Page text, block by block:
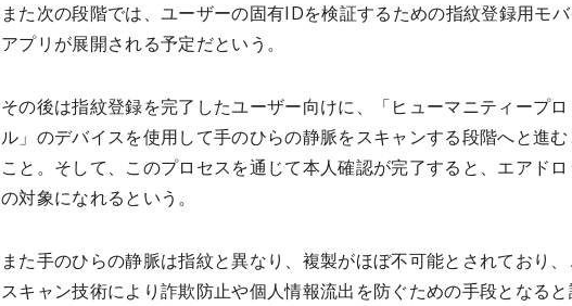
また次の段階では、ユーザーの固有IDを検証するための指紋登録用モ
アプリが展開される予定だという。
その後は指紋登録を完了したユーザー向けに、「ヒューマニティープ
ル」のデバイスを使用して手のひらの静脈をスキャンする段階へと進
こと。そして、このプロセスを通じて本人確認が完了すると、エアド
の対象になれるという。
また手のひらの静脈は指紋と異なり、複製がほぼ不可能とされており
スキャン技術により詐欺防止や個人情報流出を防ぐための手段となる